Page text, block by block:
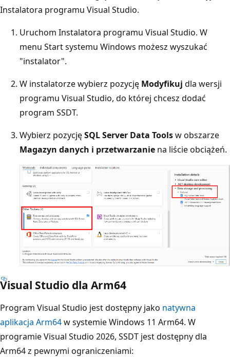
Instalatora programu Visual Studio.
Uruchom Instalatora programu Visual Studio. W
menu Start systemu Windows możesz wyszukać
"instalator".
W instalatorze wybierz pozycję Modyfikuj dla wersji
programu Visual Studio, do której chcesz dodać
program SSDT.
Wybierz pozycjęSQL Server Data Toolsw obszarze
Magazyn danych i przetwarzanie na liście obciążeń.
Visual Studio dla Arm64
Program Visual Studio jest dostępny jako natywna
aplikacja Arm64w systemie Windows 11 Arm64. W
programie Visual Studio 2026, SSDT jest dostępny dla
Arm64 z pewnymi ograniczeniami: